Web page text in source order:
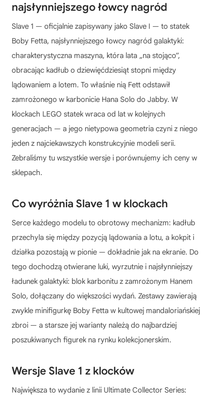
najsłynniejszego łowcy nagród
Slave 1 — oficjalnie zapisywany jako Slave I — to statek
Boby Fetta, najsłynniejszego łowcy nagród galaktyki:
charakterystyczna maszyna, która lata „na stojąco”,
obracając kadłub o dziewięćdziesiąt stopni między
lądowaniem a lotem. To właśnie nią Fett odstawił
zamrożonego w karbonicie Hana Solo do Jabby. W
klockach LEGO statek wraca od lat w kolejnych
generacjach — a jego nietypowa geometria czyni z niego
jeden z najciekawszych konstrukcyjnie modeli serii.
Zebraliśmy tu wszystkie wersje i porównujemy ich ceny w
sklepach.
Co wyróżnia Slave 1 w klockach
Serce każdego modelu to obrotowy mechanizm: kadłub
przechyla się między pozycją lądowania a lotu, a kokpit i
działka pozostają w pionie — dokładnie jak na ekranie. Do
tego dochodzą otwierane luki, wyrzutnie i najsłynniejszy
ładunek galaktyki: blok karbonitu z zamrożonym Hanem
Solo, dołączany do większości wydań. Zestawy zawierają
zwykle minifigurkę Boby Fetta w kultowej mandaloriańskiej
zbroi — a starsze jej warianty należą do najbardziej
poszukiwanych figurek na rynku kolekcjonerskim.
Wersje Slave 1 z klocków
Największa to wydanie z linii Ultimate Collector Series: